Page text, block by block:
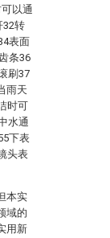
以通
32转
表面
条36
刷37
雨天
时可
水通
下表
头表
本实
域的
用新